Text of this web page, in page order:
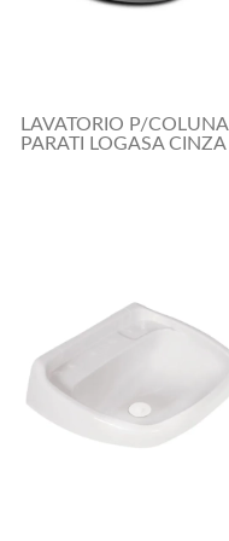
LAVATORIO P/COLUNA
PARATI LOGASA CINZA